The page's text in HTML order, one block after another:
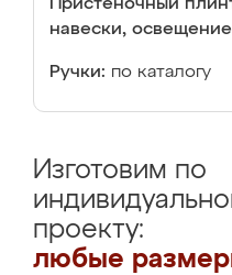
Пристеночный
навески,
Ручки: по каталогу
Изготовим по
проекту:
любые